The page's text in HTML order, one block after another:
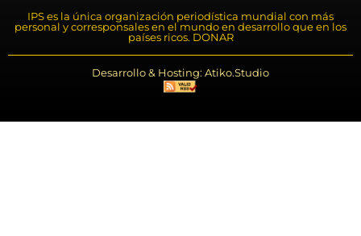
IPS es la única organización periodística mundial con más
personal y corresponsales en el mundo en desarrollo que en los
países ricos. DONAR
Desarrollo & Hosting: Atiko.Studio